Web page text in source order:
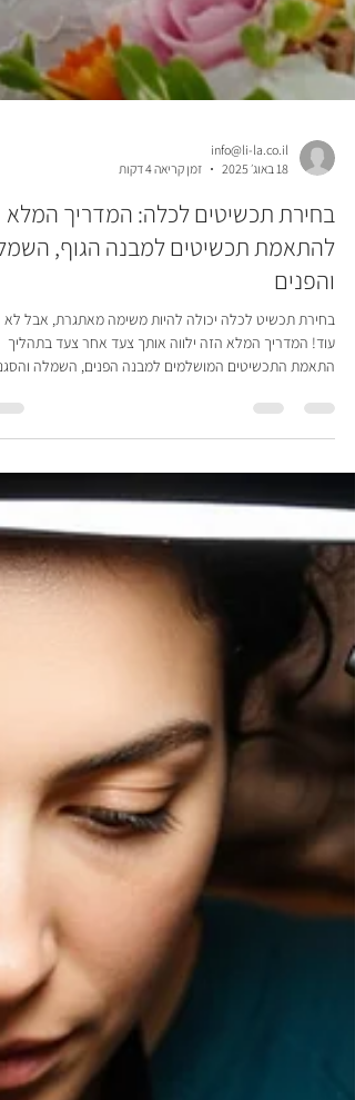
18 באוג׳ 2025
זמן קריאה 4 דקות
בחירת תכשיטים לכלה: המדריך המלא
להתאמת תכשיטים למבנה הגוף,
והפנים
בחירת תכשיט לכלה יכולה להיות משימה מאתגרת, אבל לא
התאמת התכשיטים המושלמים למבנה הפנים, השמלה
האישי שלך. גלי איך ליצור מראה הרמוני, זוהר וחסר מאמץ